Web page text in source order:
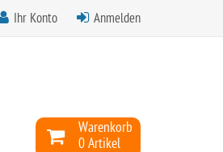
Ihr Konto Anmelden
Warenkorb
0 Artikel